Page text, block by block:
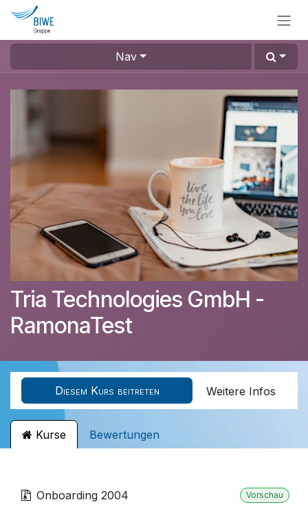
Zum Inhalt springen
Nav
Tria Technologies GmbH -
RamonaTest
Diesem Kurs beitreten Weitere Infos
Kurse Bewertungen
Onboarding 2004 Vorschau